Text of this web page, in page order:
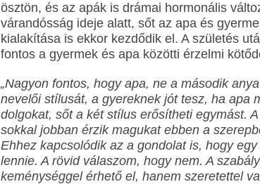
ösztön, és az apák is drámai hormonális
várandósság ideje alatt, sőt az apa és
kialakítása is ekkor kezdődik el. A születés
fontos a gyermek és apa közötti érzelmi
„Nagyon fontos, hogy apa, ne a második
nevelői stílusát, a gyereknek jót tesz, ha apa
dolgokat, sőt a két stílus erősítheti egymást.
sokkal jobban érzik magukat ebben a
Ehhez kapcsolódik az a gondolat is, hogy
lennie. A rövid válaszom, hogy nem. A
keménységgel érhető el, hanem szeretettel